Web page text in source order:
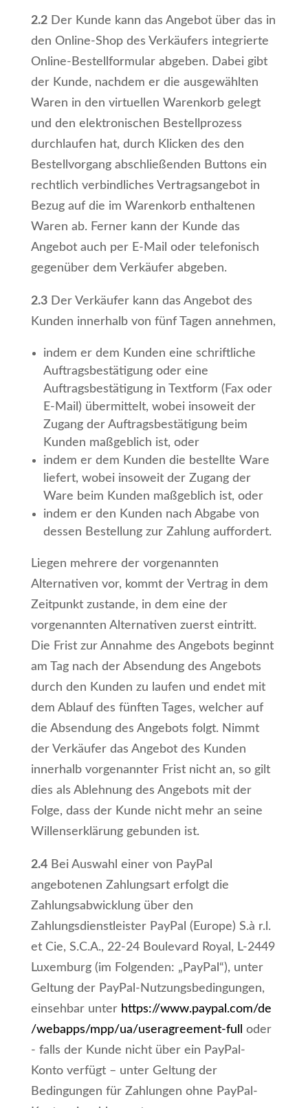
2.2Der Kunde kann das Angebot über das in
den Online-Shop des Verkäufers integrierte
Online-Bestellformular abgeben. Dabei gibt
der Kunde, nachdem er die ausgewählten
Waren in den virtuellen Warenkorb gelegt
und den elektronischen Bestellprozess
durchlaufen hat, durch Klicken des den
Bestellvorgang abschließenden Buttons ein
rechtlich verbindliches Vertragsangebot in
Bezug auf die im Warenkorb enthaltenen
Waren ab. Ferner kann der Kunde das
Angebot auch per E-Mail oder telefonisch
gegenüber dem Verkäufer abgeben.
2.3Der Verkäufer kann das Angebot des
Kunden innerhalb von fünf Tagen annehmen,
indem er dem Kunden eine schriftliche
Auftragsbestätigung oder eine
Auftragsbestätigung in Textform (Fax oder
E-Mail) übermittelt, wobei insoweit der
Zugang der Auftragsbestätigung beim
Kunden maßgeblich ist, oder
indem er dem Kunden die bestellte Ware
liefert, wobei insoweit der Zugang der
Ware beim Kunden maßgeblich ist, oder
indem er den Kunden nach Abgabe von
dessen Bestellung zur Zahlung auffordert.
Liegen mehrere der vorgenannten
Alternativen vor, kommt der Vertrag in dem
Zeitpunkt zustande, in dem eine der
vorgenannten Alternativen zuerst eintritt.
Die Frist zur Annahme des Angebots beginnt
am Tag nach der Absendung des Angebots
durch den Kunden zu laufen und endet mit
dem Ablauf des fünften Tages, welcher auf
die Absendung des Angebots folgt. Nimmt
der Verkäufer das Angebot des Kunden
innerhalb vorgenannter Frist nicht an, so gilt
dies als Ablehnung des Angebots mit der
Folge, dass der Kunde nicht mehr an seine
Willenserklärung gebunden ist.
2.4Bei Auswahl einer von PayPal
angebotenen Zahlungsart erfolgt die
Zahlungsabwicklung über den
Zahlungsdienstleister PayPal (Europe) S.à r.l.
et Cie, S.C.A., 22-24 Boulevard Royal, L-2449
Luxemburg (im Folgenden: „PayPal“), unter
Geltung der PayPal-Nutzungsbedingungen,
einsehbar unter https://www.paypal.com/de
/webapps/mpp/ua/useragreement-full
oder
- falls der Kunde nicht über ein PayPal-
Konto verfügt – unter Geltung der
Bedingungen für Zahlungen ohne PayPal-